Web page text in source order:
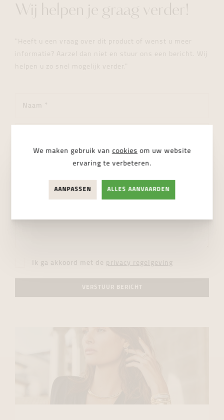
Wij helpen je graag verder!
"Heeft u een vraag over dit product of wenst u meer
informatie? Aarzel dan niet en stuur ons een bericht. Wij
helpen u zo snel mogelijk verder."
Ik ga akkoord met de privacy regelgeving
VERSTUUR BERICHT
We maken gebruik van cookies om uw website
ervaring te verbeteren.
AANPASSEN ALLES AANVAARDEN